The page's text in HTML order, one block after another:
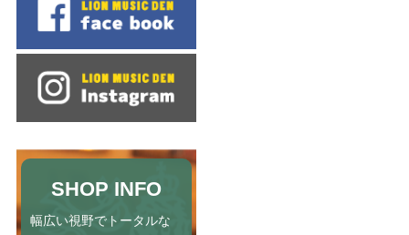
SHOP INFO
幅広い視野でトータルな